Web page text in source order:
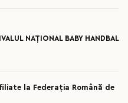
NAȚIONAL BABY HANDBAL
la Federația Română de